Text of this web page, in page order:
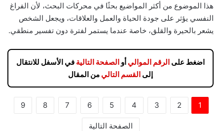
هذا الموضوع من أكثر المواضيع بحثًا في محركات البحث، لأن الفراغ
النفسي يؤثر على جودة الحياة والعمل والعلاقات، ويجعل الشخص
يشعر بالحيرة والقلق، خاصة عندما يستمر لفترة دون تفسير منطقي.
اضغط على الرقم الموالي أو الصفحة التالية في الأسفل للانتقال
إلى القسم التالي من المقال
1
2
3
4
5
6
7
8
9
الصفحة التالية